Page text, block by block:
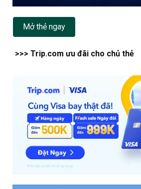
Mở thẻ ngay
>>> Trip.com ưu đãi cho chủ thẻ